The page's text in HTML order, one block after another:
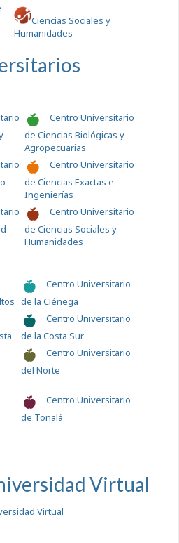
Ciencias Sociales y
Humanidades
Centro Universitario
de Ciencias Biológicas y
Agropecuarias
Centro Universitario
de Ciencias Exactas e
Ingenierías
Centro Universitario
de Ciencias Sociales y
Humanidades
Centro Universitario
de la Ciénega
Centro Universitario
de la Costa Sur
Centro Universitario
del Norte
Centro Universitario
de Tonalá
Virtual
Virtual